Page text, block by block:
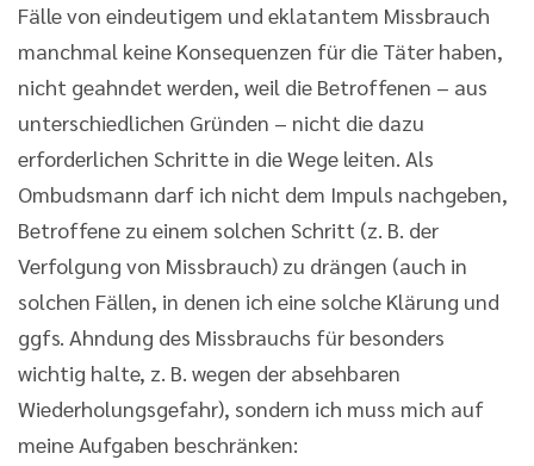
Fälle von eindeutigem und eklatantem Missbrauch
manchmal keine Konsequenzen für die Täter haben,
nicht geahndet werden, weil die Betroffenen – aus
unterschiedlichen Gründen – nicht die dazu
erforderlichen Schritte in die Wege leiten. Als
Ombudsmann darf ich nicht dem Impuls nachgeben,
Betroffene zu einem solchen Schritt (z. B. der
Verfolgung von Missbrauch) zu drängen (auch in
solchen Fällen, in denen ich eine solche Klärung und
ggfs. Ahndung des Missbrauchs für besonders
wichtig halte, z. B. wegen der absehbaren
Wiederholungsgefahr), sondern ich muss mich auf
meine Aufgaben beschränken: